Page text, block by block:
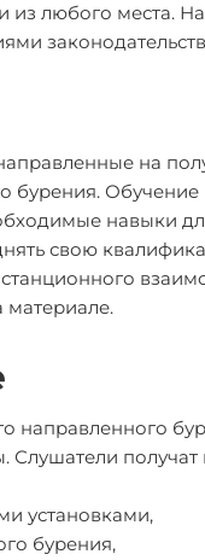
из любого места.
на
навыки
свою
материале.
направленного
установками,
бурения,